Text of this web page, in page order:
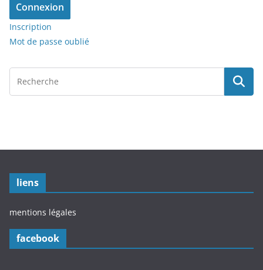
Connexion
Inscription
Mot de passe oublié
liens
mentions légales
facebook